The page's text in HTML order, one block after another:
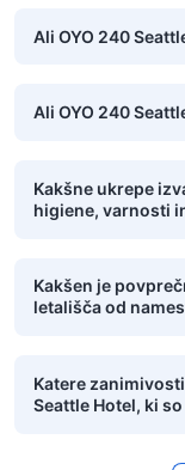
Ali OYO 240
Ali OYO 240
Kakšne ukrepe
higiene, varnosti
Kakšen je
letališča od
Katere
Seattle Hotel, ki